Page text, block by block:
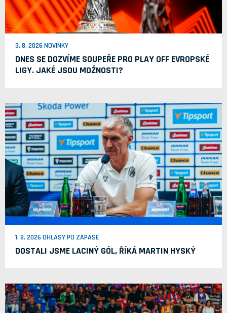
3. 8. 2026 NOVINKY
DNES SE DOZVÍME SOUPEŘE PRO PLAY OFF EVROPSKÉ
LIGY. JAKÉ JSOU MOŽNOSTI?
1. 8. 2026 OHLASY PO ZÁPASE
DOSTALI JSME LACINÝ GÓL, ŘÍKÁ MARTIN HYSKÝ